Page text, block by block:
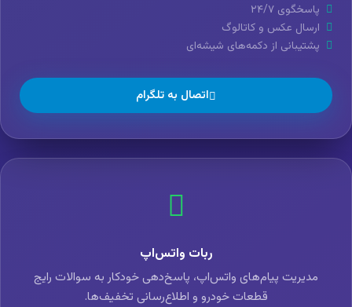
پاسخگوی ۲۴/۷
ارسال عکس و کاتالوگ
پشتیبانی از دکمه‌های شیشه‌ای
اتصال به تلگرام
ربات واتس‌اپ
مدیریت پیام‌های واتس‌اپ، پاسخ‌دهی خودکار به سوالات رایج
قطعات خودرو و اطلاع‌رسانی تخفیف‌ها.